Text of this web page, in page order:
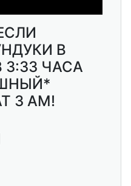
В
3:33 ЧАСА
3 AM!